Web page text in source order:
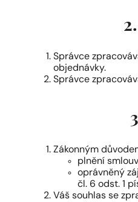
Správce
objednávky.
Správce
Zákonným
plnění
oprávněný
čl. 6 odst. 1
Váš souhlas se